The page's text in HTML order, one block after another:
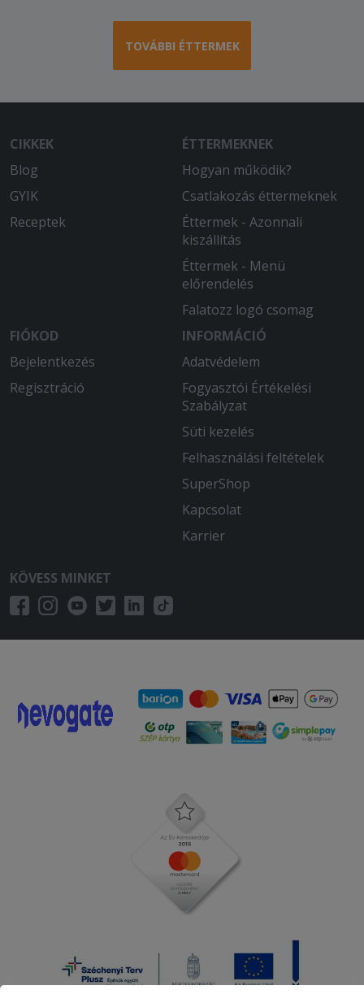
árából picit faragni és egy mindennapi
menü lenne. de így is pipa!
2025-11-23 - Beatrix:
Jó árérték arányú pizza.
A 8ezer ftos árhoz képest egy papir
vékony tésztát küldtek ki és szinte alig
volt rajta feltét a lehető legrosszabb
Több mint 2 órát vártunk a pizzára,
azután kaptunk 3 állott, hideg pizzát...
2025-07-10 - Takácsné:
A szállítás majdnem másfél óra volt és a
Friss volt a pizza,finom.
Nem volt megsütve a pizza. Nyers volt
Többször rendeltünk már innen.
Legutóbb ananászos pizza is volt... az
ananász ehetetlen volt rajta. A tészta
TOVÁBBI ÉTTERMEK
CIKKEK
Blog
GYIK
Receptek
ÉTTERMEKNEK
Hogyan működik?
Csatlakozás éttermeknek
Éttermek - Azonnali
kiszállítás
Éttermek - Menü
előrendelés
Falatozz logó csomag
FIÓKOD
Bejelentkezés
Regisztráció
INFORMÁCIÓ
Adatvédelem
Fogyasztói Értékelési
Szabályzat
Süti kezelés
Felhasználási feltételek
SuperShop
Kapcsolat
Karrier
KÖVESS MINKET